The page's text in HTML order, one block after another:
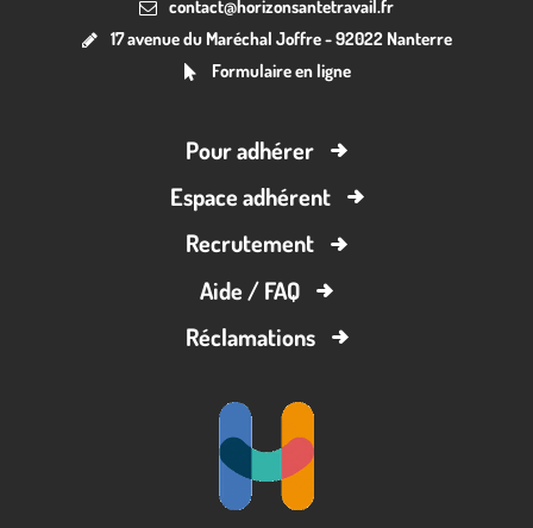
contact@horizonsantetravail.fr
17 avenue du Maréchal Joffre - 92022 Nanterre
Formulaire en ligne
Pour adhérer
Espace adhérent
Recrutement
Aide / FAQ
Réclamations